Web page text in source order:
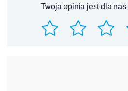
Twoja opinia jest dla